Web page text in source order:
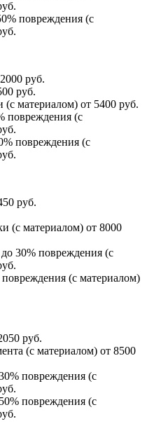
повреждения (с
руб.
руб.
(с материалом) от 5400 руб.
повреждения (с
повреждения (с
руб.
(с материалом) от 8000
30% повреждения (с
(с материалом)
руб.
(с материалом) от 8500
повреждения (с
повреждения (с